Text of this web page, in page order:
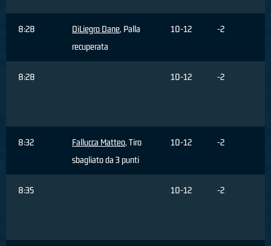
8:28 DiLiegro Dane, Palla
recuperata
10-12 -2
8:28 10-12 -2
8:32 Fallucca Matteo, Tiro
sbagliato da 3 punti
10-12 -2
8:35 10-12 -2